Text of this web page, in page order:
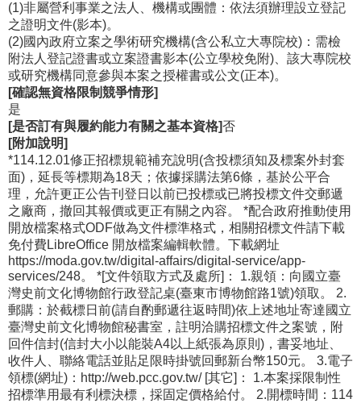
(1)非屬營利事業之法人、機構或團體：依法須辦理設立登記
之證明文件(影本)。
(2)國內政府立案之學術研究機構(含公私立大專院校)：需檢
附法人登記證書或立案證書影本(公立學校免附)、該大專院校
或研究機構同意參與本案之授權書或公文(正本)。
[確認無資格限制競爭情形]
是
[是否訂有與履約能力有關之基本資格]否
[附加說明]
*114.12.01修正招標規範補充說明(含投標須知及標案外封套
面)，延長等標期為18天；依據採購法第6條，基於公平合
理，允許更正公告刊登日以前已投標或已將投標文件交郵遞
之廠商，撤回其報價或更正有關之內容。 *配合政府推動使用
開放檔案格式ODF做為文件標準格式，相關招標文件請下載
免付費LibreOffice 開放檔案編輯軟體。下載網址
https://moda.gov.tw/digital-affairs/digital-service/app-
services/248。 *[文件領取方式及處所]： 1.親領：向國立臺
灣史前文化博物館行政登記桌(臺東市博物館路1號)領取。 2.
郵購：於截標日前(請自酌郵遞往返時間)依上述地址寄達國立
臺灣史前文化博物館秘書室，註明洽購招標文件之案號，附
回件信封(信封大小以能裝A4以上紙張為原則)，書妥地址、
收件人、聯絡電話並貼足限時掛號回郵新台幣150元。 3.電子
領標(網址)：http://web.pcc.gov.tw/ [其它]： 1.本案採限制性
招標準用最有利標決標，採固定價格給付。 2.開標時間：114